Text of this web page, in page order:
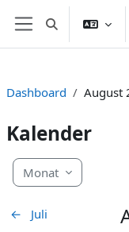
Zum Hauptinhalt
Website-
Sucheingabe
Dashboard August
Kalender
Monat
← Juli